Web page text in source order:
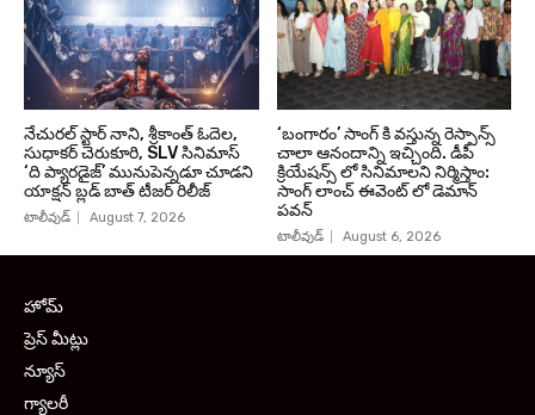
నేచురల్ స్టార్ నాని, శ్రీకాంత్ ఓదెల,
సుధాకర్ చెరుకూరి, SLV సినిమాస్
‘ది ప్యారడైజ్’ మునుపెన్నడూ చూడని
యాక్షన్ బ్లడ్ బాత్ టీజర్ రిలీజ్
టాలీవుడ్ August 7, 2026
‘బంగారం’ సాంగ్ కి వస్తున్న రెస్పాన్స్
చాలా ఆనందాన్ని ఇచ్చింది. డీపీ
క్రియేషన్స్ లో సినిమాలని నిర్మిస్తాం:
సాంగ్ లాంచ్ ఈవెంట్ లో డెమాన్
పవన్
టాలీవుడ్ August 6, 2026
హోమ్
ప్రెస్ మీట్లు
న్యూస్
గ్యాలరీ